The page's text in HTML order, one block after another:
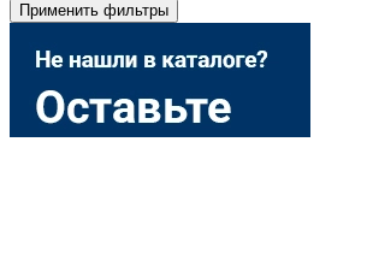
Применить фильтры